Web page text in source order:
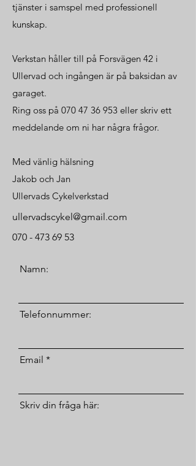
tjänster i samspel med professionell
kunskap.
Verkstan håller till på Forsvägen 42 i
Ullervad och ingången är på baksidan av
garaget.
Ring oss på 070 47 36 953 eller skriv ett
meddelande om ni har några frågor.
Med vänlig hälsning
Jakob och Jan
Ullervads Cykelverkstad
ullervadscykel@gmail.com
070 - 473 69 53
Namn:
Telefonnummer:
Email
Skriv din fråga här: